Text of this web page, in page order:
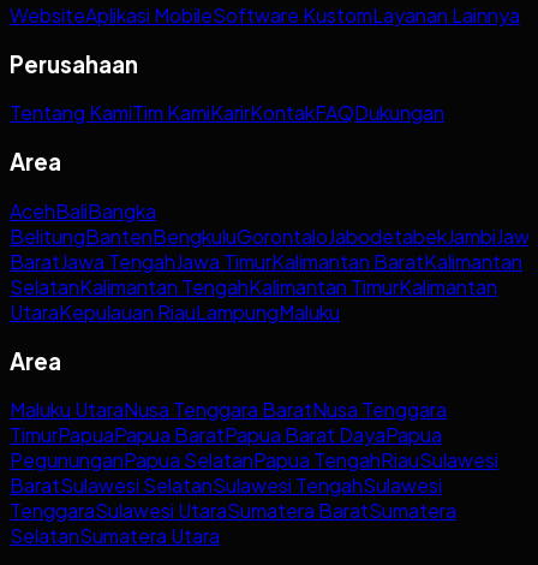
WebsiteAplikasi MobileSoftware KustomLayanan Lainnya
Perusahaan
Tentang KamiTim KamiKarirKontakFAQDukungan
Area
AcehBaliBangka
BelitungBantenBengkuluGorontaloJabodetabekJambi
BaratJawa TengahJawa TimurKalimantan BaratKalimantan
SelatanKalimantan TengahKalimantan TimurKalimantan
UtaraKepulauan RiauLampungMaluku
Area
Maluku UtaraNusa Tenggara BaratNusa Tenggara
TimurPapuaPapua BaratPapua Barat DayaPapua
PegununganPapua SelatanPapua TengahRiauSulawesi
BaratSulawesi SelatanSulawesi TengahSulawesi
TenggaraSulawesi UtaraSumatera BaratSumatera
SelatanSumatera Utara